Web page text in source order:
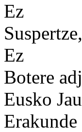
Ez
Ez
Botere
Eusko
Erakunde